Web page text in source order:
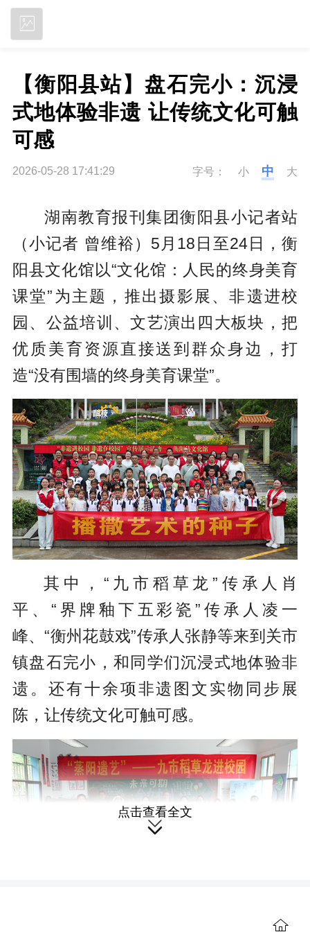
【衡阳县站】盘石完小：沉浸
式地体验非遗 让传统文化可触
可感
2026-05-28 17:41:29 字号： 小 中 大
湖南教育报刊集团衡阳县小记者站
（小记者 曾维裕）5月18日至24日，衡
阳县文化馆以“文化馆：人民的终身美育
课堂”为主题，推出摄影展、非遗进校
园、公益培训、文艺演出四大板块，把
优质美育资源直接送到群众身边，打
造“没有围墙的终身美育课堂”。
其中，“九市稻草龙”传承人肖
平、“界牌釉下五彩瓷”传承人凌一
峰、“衡州花鼓戏”传承人张静等来到关市
镇盘石完小，和同学们沉浸式地体验非
遗。还有十余项非遗图文实物同步展
陈，让传统文化可触可感。
课堂里，非遗的老师们分班为同学
点击查看全文
